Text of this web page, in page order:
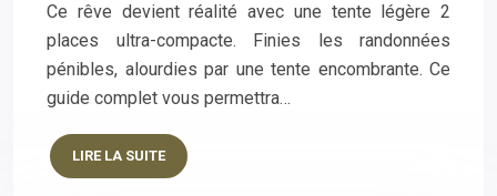
Ce rêve devient réalité avec une tente légère 2
places ultra-compacte. Finies les randonnées
pénibles, alourdies par une tente encombrante. Ce
guide complet vous permettra…
LIRE LA SUITE